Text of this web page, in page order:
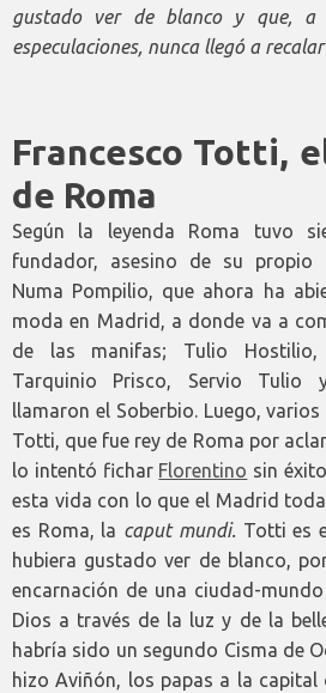
gustado ver de blanco y que, a
especulaciones, nunca llegó a
Francesco Totti,
de Roma
Según la leyenda Roma tuvo
fundador, asesino de su propio
Numa Pompilio, que ahora ha
moda en Madrid, a donde va a
de las manifas; Tulio
Tarquinio Prisco, Servio Tulio
llamaron el Soberbio. Luego,
Totti, que fue rey de Roma por
lo intentó fichar Florentino sin
esta vida con lo que el Madrid
es Roma, la caput mundi. Totti es
hubiera gustado ver de blanco,
encarnación de una ciudad-
Dios a través de la luz y de la
habría sido un segundo Cisma de
hizo Aviñón, los papas a la capital